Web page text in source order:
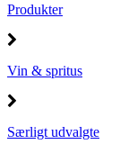
Produkter
Vin & spritus
Særligt udvalgte